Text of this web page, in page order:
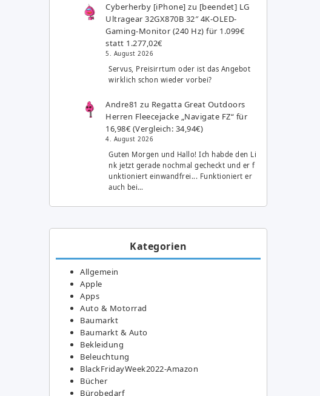
Cyberherby [iPhone] zu [beendet] LG
Ultragear 32GX870B 32″ 4K-OLED-
Gaming-Monitor (240 Hz) für 1.099€
statt 1.277,02€
5. August 2026
Servus, Preisirrtum oder ist das Angebot
wirklich schon wieder vorbei?
Andre81 zu Regatta Great Outdoors
Herren Fleecejacke „Navigate FZ“ für
16,98€ (Vergleich: 34,94€)
4. August 2026
Guten Morgen und Hallo! Ich habde den Li
nk jetzt gerade nochmal gecheckt und er f
unktioniert einwandfrei... Funktioniert er
auch bei…
Kategorien
Allgemein
Apple
Apps
Auto & Motorrad
Baumarkt
Baumarkt & Auto
Bekleidung
Beleuchtung
BlackFridayWeek2022-Amazon
Bücher
Bürobedarf